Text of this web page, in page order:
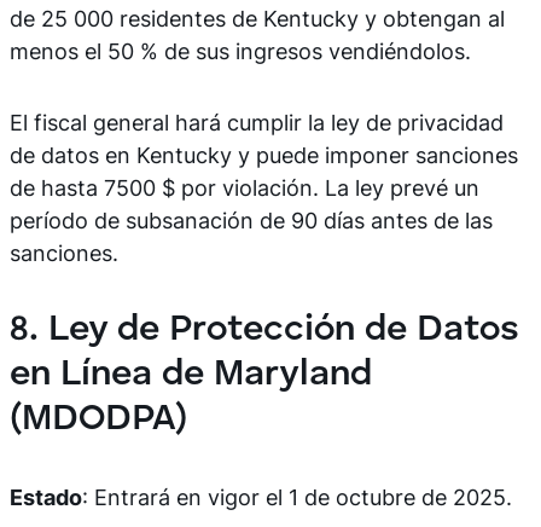
de 25 000 residentes de Kentucky y obtengan al
menos el 50 % de sus ingresos vendiéndolos.
El fiscal general hará cumplir la ley de privacidad
de datos en Kentucky y puede imponer sanciones
de hasta 7500 $ por violación. La ley prevé un
período de subsanación de 90 días antes de las
sanciones.
8. Ley de Protección de Datos
en Línea de Maryland
(MDODPA)
Estado: Entrará en vigor el 1 de octubre de 2025.